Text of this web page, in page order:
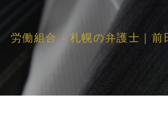
労働組合 - 札幌の弁護士｜前